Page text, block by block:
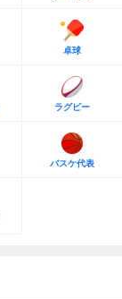
卓球
ラグビー
バスケ代表